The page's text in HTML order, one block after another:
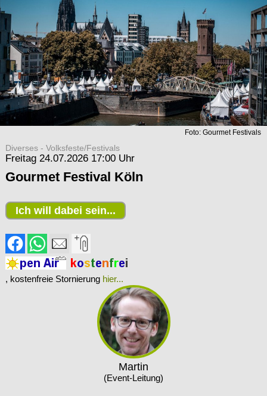
Foto: Gourmet Festivals
Diverses - Volksfeste/Festivals
Freitag 24.07.2026 17:00 Uhr
Gourmet Festival Köln
Martin
(Event-Leitung)
Ich will dabei sein...
, kostenfreie Stornierung hier...